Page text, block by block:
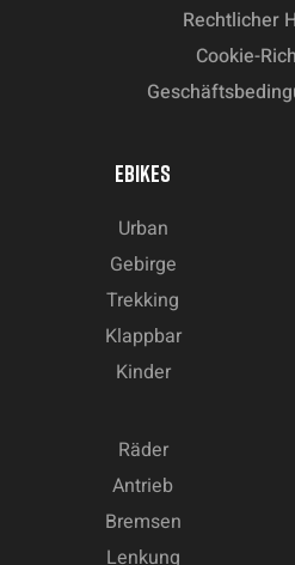
Rechtlicher
Cookie-
EBIKES
Urban
Gebirge
Trekking
Klappbar
Kinder
Räder
Antrieb
Bremsen
Lenkung